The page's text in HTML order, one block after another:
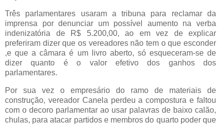
Três parlamentares usaram a tribuna para reclamar da
imprensa por denunciar um possível aumento na verba
indenizatória de R$ 5.200,00, ao em vez de explicar
preferiram dizer que os vereadores não tem o que esconder
,e que a câmara é um livro aberto, só esqueceram-se de
dizer quanto é o valor efetivo dos ganhos dos
parlamentares.
Por sua vez o empresário do ramo de materiais de
construção, vereador Canela perdeu a compostura e faltou
com o decoro parlamentar ao usar palavras de baixo calão,
chulas, para atacar partidos e membros do quarto poder que